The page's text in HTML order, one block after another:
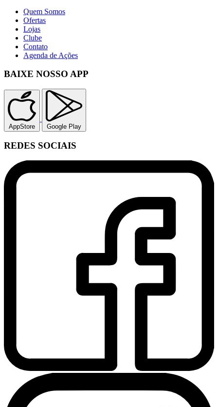
Quem Somos
Ofertas
Lojas
Clube
Contato
Agenda de Ações
BAIXE NOSSO APP
AppStore Google Play
REDES SOCIAIS